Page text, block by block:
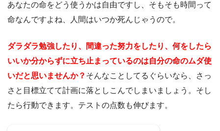
あなたの命をどう使うかは自由ですし、そもそも時間って
命なんですよね、人間はいつか死んじゃうので。
ダラダラ勉強したり、間違った努力をしたり、何をしたら
いいか分からずに立ち止まっているのは自分の命のムダ使
いだと思いませんか？ そんなことしてるぐらいなら、さっ
さと目標立てて計画に落としこんでしまいましょう。そし
たら行動できます。テストの点数も伸びます。